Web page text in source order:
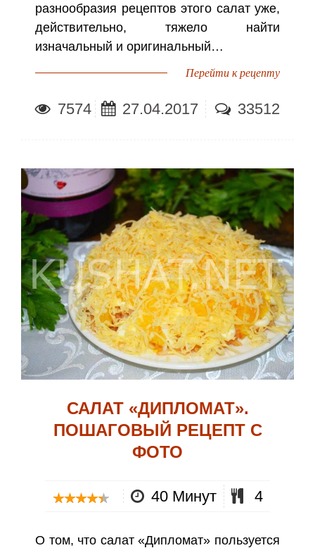
разнообразия рецептов этого салат уже,
действительно, тяжело найти
изначальный и оригинальный…
Перейти к рецепту
7574 27.04.2017 33512
САЛАТ «ДИПЛОМАТ».
ПОШАГОВЫЙ РЕЦЕПТ С
ФОТО
40 Минут 4
О том, что салат «Дипломат» пользуется